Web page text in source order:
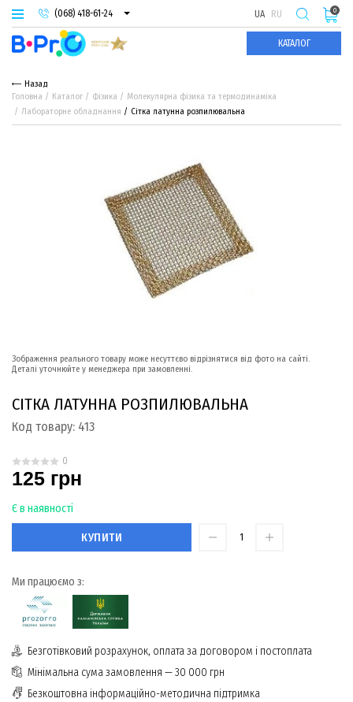
(068) 418-61-24
(093) 974-66-94
(095) 987-29-55
UA RU
КАТАЛОГ
0
Назад
Головна
Каталог Фізика
Молекулярна фізика та термодинаміка
Лабораторне обладнання
Сітка латунна розпилювальна
Зображення реального товару може несуттєво відрізнятися від фото на сайті.
Деталі уточнюйте у менеджера при замовленні.
СІТКА ЛАТУННА РОЗПИЛЮВАЛЬНА
Код товару: 413
0
125 грн
Є в наявності
КУПИТИ
Ми працюємо з:
Безготівковий розрахунок, оплата за договором і постоплата
Мінімальна сума замовлення — 30 000 грн
Безкоштовна інформаційно-методична підтримка